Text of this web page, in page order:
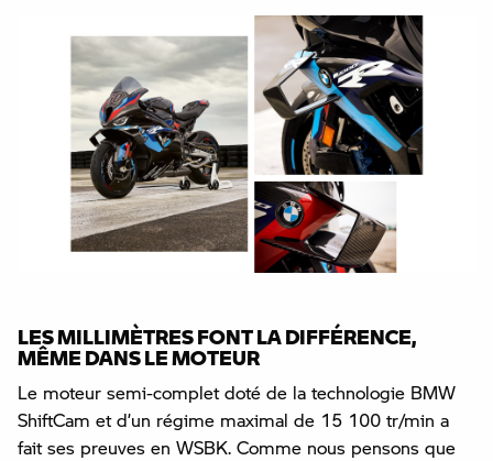
LES MILLIMÈTRES FONT LA DIFFÉRENCE,
MÊME DANS LE MOTEUR
Le moteur semi-complet doté de la technologie BMW
ShiftCam et d’un régime maximal de 15 100 tr/min a
fait ses preuves en WSBK. Comme nous pensons que